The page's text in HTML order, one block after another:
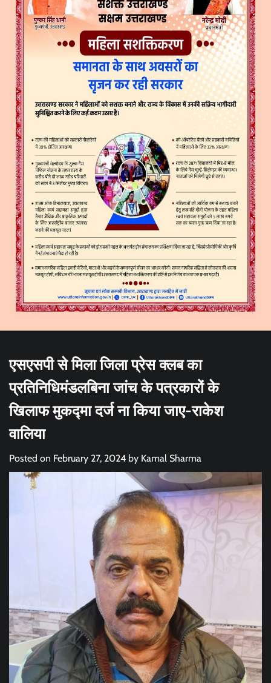
एसएसपी से मिला जिला प्रेस क्लब का
प्रतिनिधिमंडलबिना जांच के पत्रकारों के
खिलाफ मुकद्मा दर्ज ना किया जाए-राकेश
वालिया
Posted on February 27, 2024 by Kamal Sharma